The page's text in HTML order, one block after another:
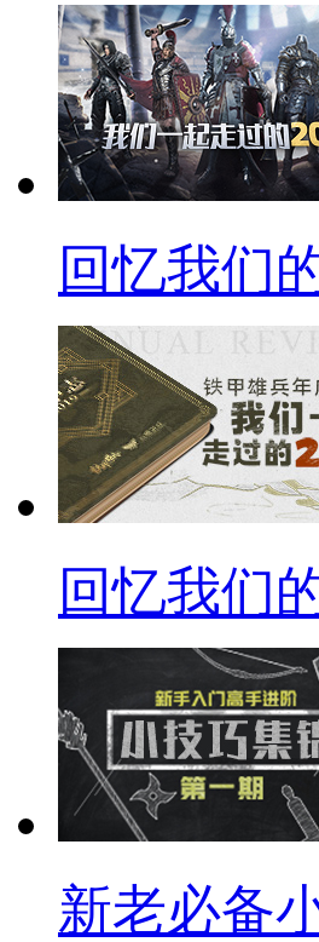
回忆我们
回忆我们
新老必备